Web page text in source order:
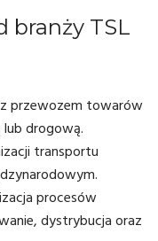
branży TSL
z przewozem towarów
drogową.
transportu
procesów
dystrybucja oraz